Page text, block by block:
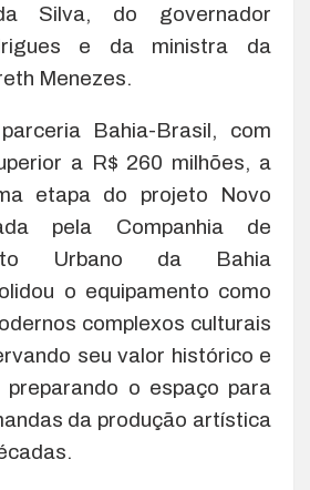
Silva, do governador
e da ministra da
Menezes.
Bahia-Brasil, com
a R$ 260 milhões, a
etapa do projeto Novo
pela Companhia de
Urbano da Bahia
o equipamento como
complexos culturais
seu valor histórico e
preparando o espaço para
da produção artística